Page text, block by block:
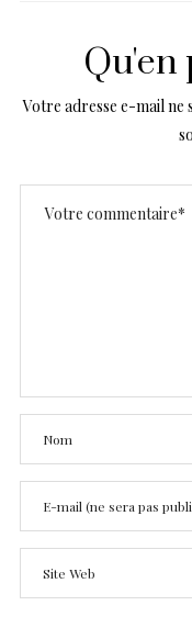
Qu'en
Votre adresse e-mail ne